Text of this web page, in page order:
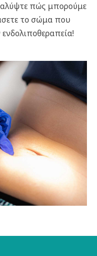
πώς μπορούμε
το σώμα που